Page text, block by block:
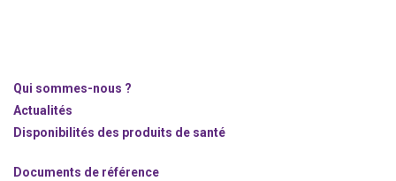
Qui sommes-nous ?
Actualités
Disponibilités des produits de santé
Documents de référence